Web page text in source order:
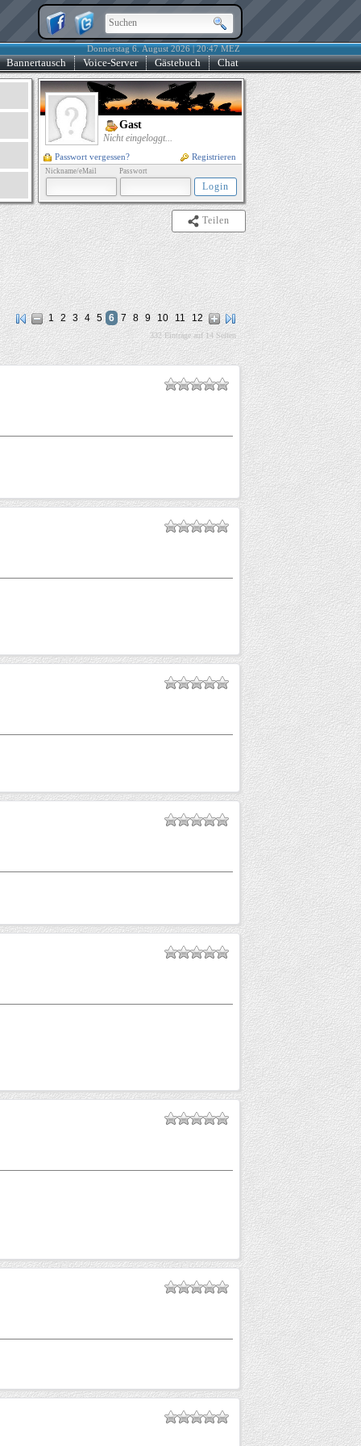
Donnerstag 6. August 2026 | 20:47 MEZ
Chat
Gästebuch
Voice-Server
Bannertausch
Teilen
Gast
Nicht eingeloggt...
Passwort vergessen? Registrieren
Nickname/eMail Passwort
1 2 3 4 5 6 7 8 9 10 11 12
332 Einträge auf 14 Seiten